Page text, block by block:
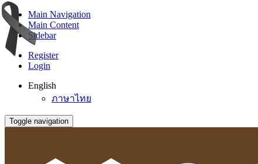
Main Navigation
Main Content
Sidebar
Register
Login
English
ภาษาไทย
Toggle navigation